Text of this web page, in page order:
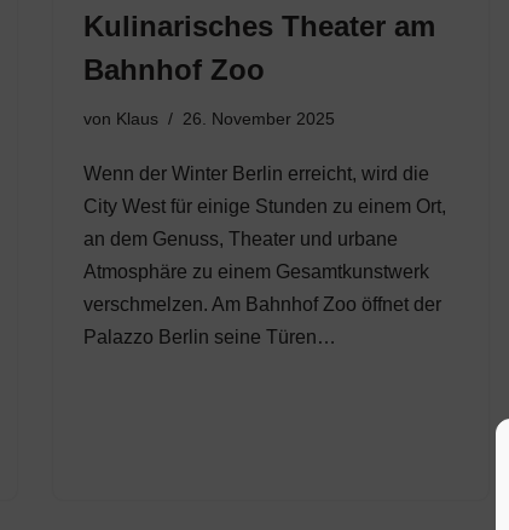
Kulinarisches Theater am
Bahnhof Zoo
von Klaus 26. November 2025
Wenn der Winter Berlin erreicht, wird die
City West für einige Stunden zu einem Ort,
an dem Genuss, Theater und urbane
Atmosphäre zu einem Gesamtkunstwerk
verschmelzen. Am Bahnhof Zoo öffnet der
Palazzo Berlin seine Türen…